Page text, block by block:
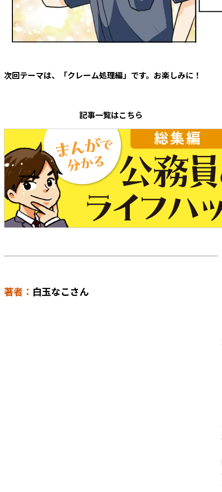
次回テーマは、「クレーム処理編」です。お楽しみに！
記事一覧はこちら
著者： 白玉なこさん